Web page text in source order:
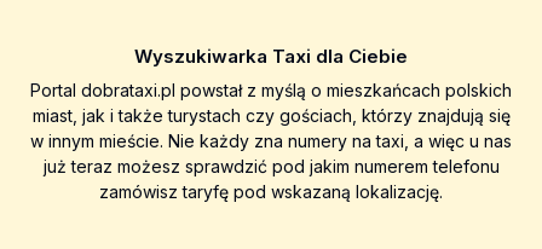
Wyszukiwarka Taxi dla Ciebie
Portal dobrataxi.pl powstał z myślą o mieszkańcach polskich
miast, jak i także turystach czy gościach, którzy znajdują się
w innym mieście. Nie każdy zna numery na taxi, a więc u nas
już teraz możesz sprawdzić pod jakim numerem telefonu
zamówisz taryfę pod wskazaną lokalizację.